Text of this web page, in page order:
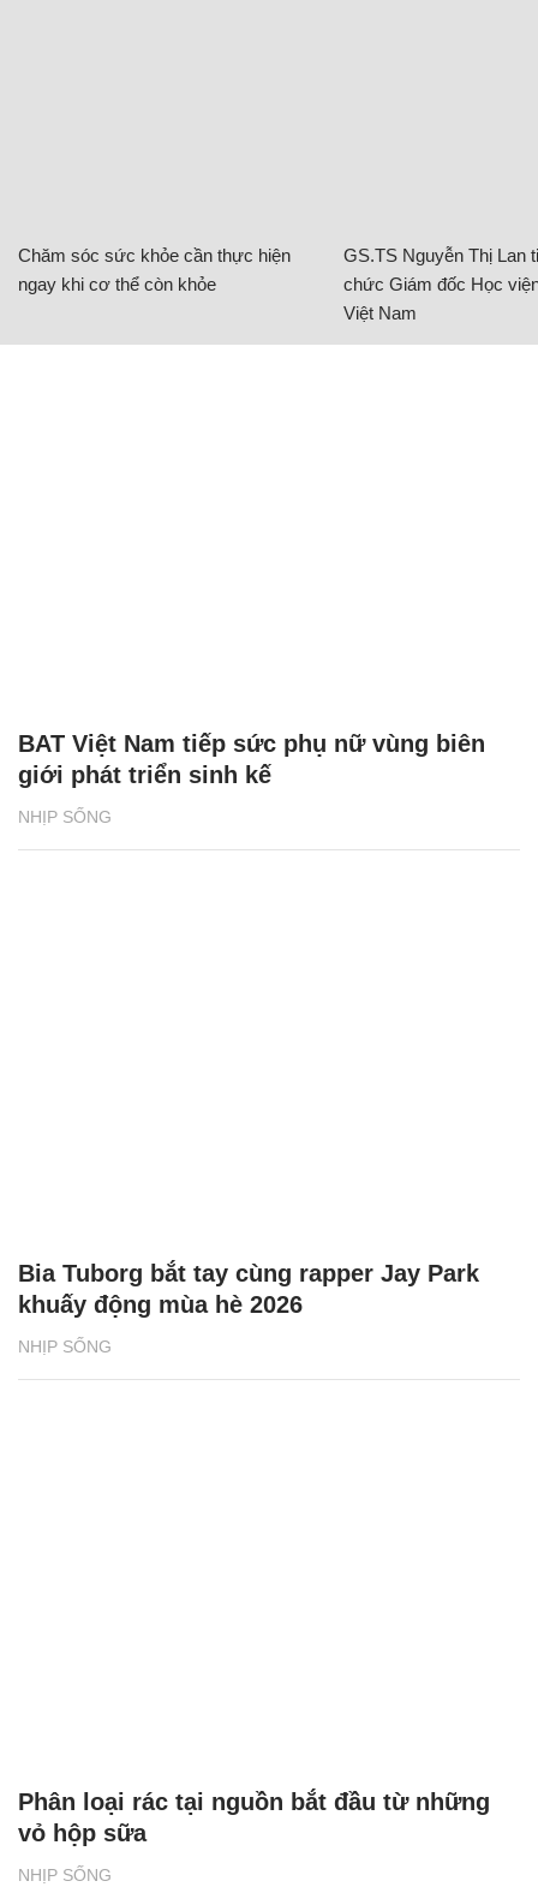
Chăm sóc sức khỏe cần thực hiện
ngay khi cơ thể còn khỏe
GS.TS Nguyễn Thị Lan
chức Giám đốc Học
Việt Nam
NHỊP SỐNG
BAT Việt Nam tiếp sức phụ nữ vùng biên
giới phát triển sinh kế
NHỊP SỐNG
Bia Tuborg bắt tay cùng rapper Jay Park
khuấy động mùa hè 2026
NHỊP SỐNG
Phân loại rác tại nguồn bắt đầu từ những
vỏ hộp sữa